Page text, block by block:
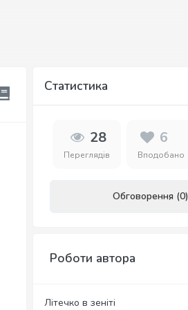
Статистика
28
Переглядів
6
Вподобано
Обговорення (0)
Роботи автора
Літечко в зеніті